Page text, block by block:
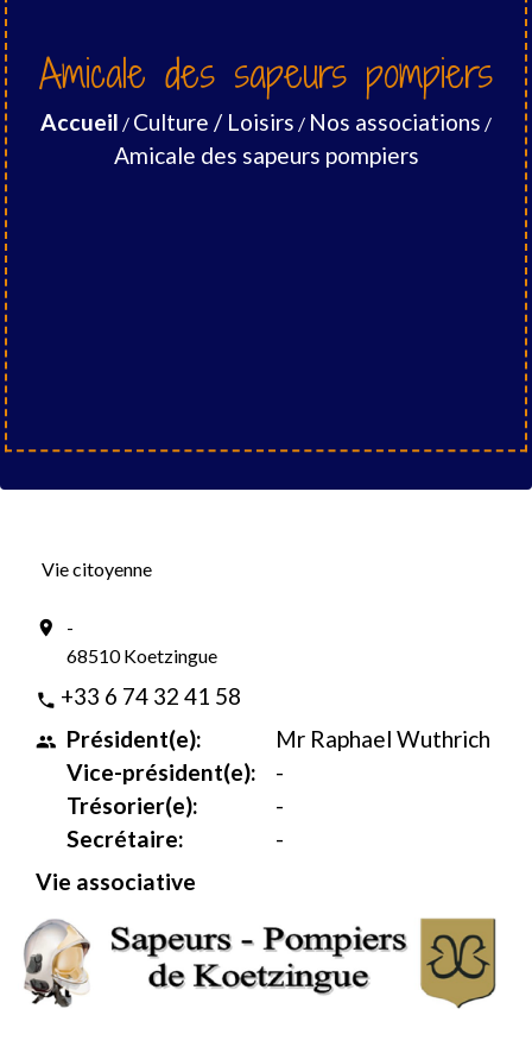
Amicale des sapeurs pompiers
Accueil / Culture / Loisirs / Nos associations /
Amicale des sapeurs pompiers
Vie citoyenne
location_on
-
68510 Koetzingue
phone +33 6 74 32 41 58
people Président(e):
Vice-président(e):
Trésorier(e):
Secrétaire:
Mr Raphael Wuthrich
-
-
-
Vie associative